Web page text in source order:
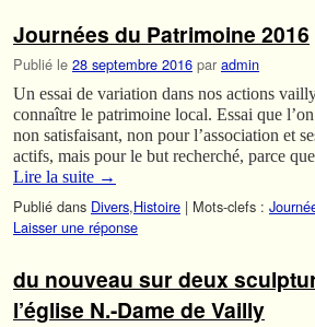
Journées du Patrimoine 2016
Publié le 28 septembre 2016 par admin
Un essai de variation dans nos actions
connaître le patrimoine local. Essai que
non satisfaisant, non pour l’association et
actifs, mais pour le but recherché, parce
Lire la suite →
Publié dans Divers,Histoire | Mots-clefs :
Laisser une réponse
du nouveau sur deux
l’église N.-Dame de Vailly